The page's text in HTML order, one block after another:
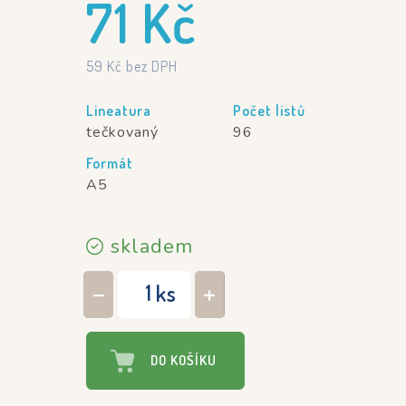
71 Kč
59 Kč bez DPH
Lineatura
tečkovaný
Počet listů
96
Formát
A5
skladem
− ks +
DO KOŠÍKU